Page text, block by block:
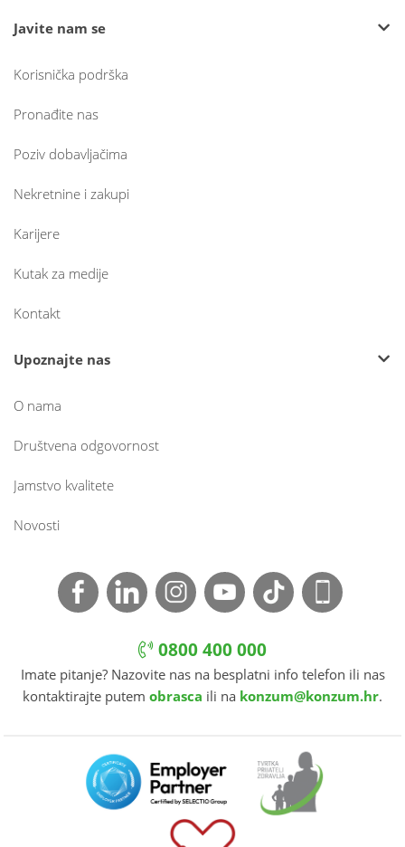
Javite nam se
Korisnička podrška
Pronađite nas
Poziv dobavljačima
Nekretnine i zakupi
Karijere
Kutak za medije
Kontakt
Upoznajte nas
O nama
Društvena odgovornost
Jamstvo kvalitete
Novosti
0800 400 000
Imate pitanje? Nazovite nas na besplatni info telefon ili nas
kontaktirajte putem obrasca ili na konzum@konzum.hr.